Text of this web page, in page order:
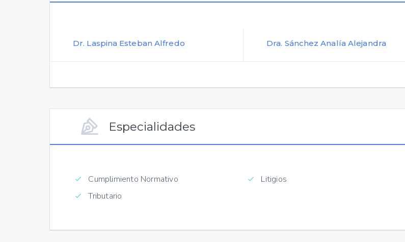
Dr. Laspina Esteban Alfredo Dra. Sánchez Analía Alejandra
Especialidades
Cumplimiento Normativo
Litigios
Tributario